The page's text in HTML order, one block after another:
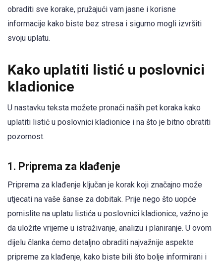
obraditi sve korake, pružajući vam jasne i korisne
informacije kako biste bez stresa i sigurno mogli izvršiti
svoju uplatu.
Kako uplatiti listić u poslovnici
kladionice
U nastavku teksta možete pronaći naših pet koraka kako
uplatiti listić u poslovnici kladionice i na što je bitno obratiti
pozornost.
1. Priprema za klađenje
Priprema za klađenje ključan je korak koji značajno može
utjecati na vaše šanse za dobitak. Prije nego što uopće
pomislite na uplatu listića u poslovnici kladionice, važno je
da uložite vrijeme u istraživanje, analizu i planiranje. U ovom
dijelu članka ćemo detaljno obraditi najvažnije aspekte
pripreme za klađenje, kako biste bili što bolje informirani i